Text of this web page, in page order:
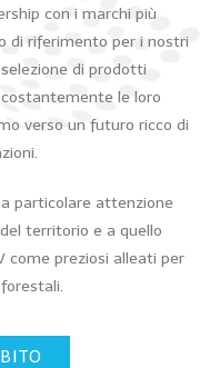
con i marchi più
di riferimento per i nostri
di prodotti
costantemente le loro
verso un futuro ricco di
particolare attenzione
territorio e a quello
come preziosi alleati per